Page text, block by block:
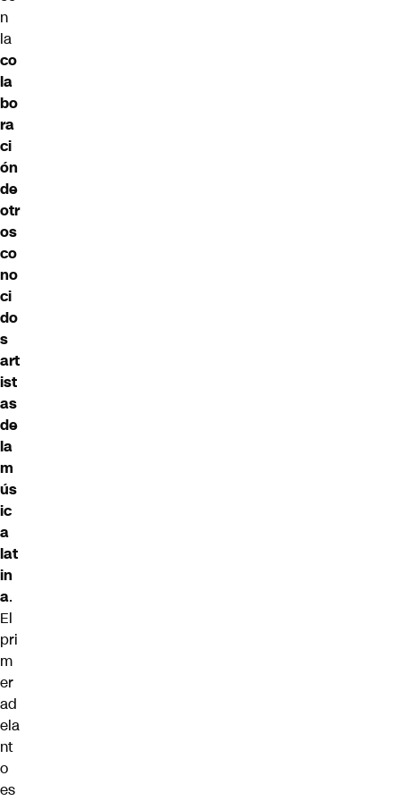
n
la
co
la
bo
ra
ci
ón
de
otr
os
co
no
ci
do
s
art
ist
as
de
la
m
ús
ic
a
lat
in
a.
El
pri
m
er
ad
ela
nt
o
es